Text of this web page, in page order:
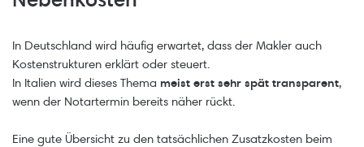
In Deutschland wird häufig erwartet, dass der Makler auch
Kostenstrukturen erklärt oder steuert.
In Italien wird dieses Thema meist erst sehr spät transparent,
wenn der Notartermin bereits näher rückt.
Eine gute Übersicht zu den tatsächlichen Zusatzkosten beim